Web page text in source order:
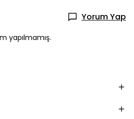
Yorum Yap
yapılmamış.